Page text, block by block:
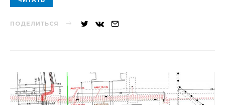
ПОДЕЛИТЬСЯ